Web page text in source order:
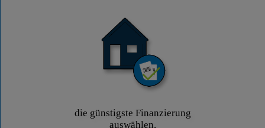
die günstigste Finanzierung
auswählen.